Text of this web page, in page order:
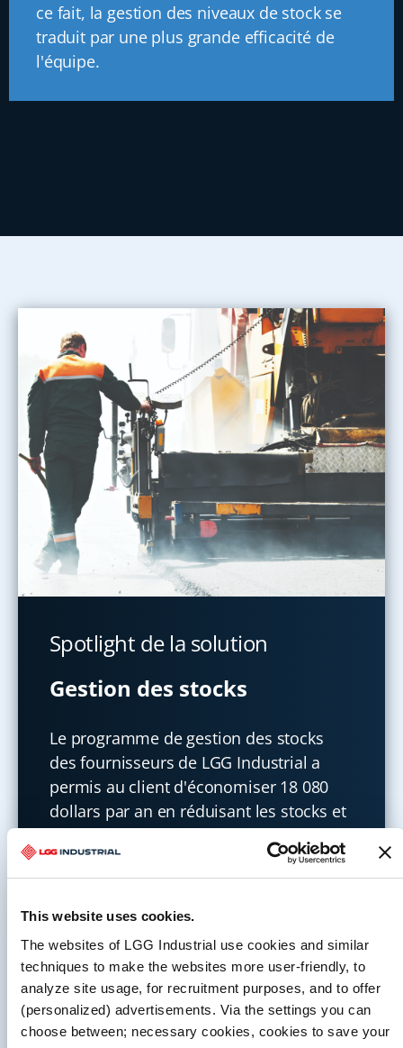
This website uses cookies.
The websites of LGG Industrial use cookies and similar
techniques to make the websites more user-friendly, to
analyze site usage, for recruitment purposes, and to offer
(personalized) advertisements. Via the settings you can
choose between; necessary cookies, cookies to save your
ce fait, la gestion des niveaux de stock se
traduit par une plus grande efficacité de
l'équipe.
Spotlight de la solution
Gestion des stocks
Le programme de gestion des stocks
des fournisseurs de LGG Industrial a
permis au client d'économiser 18 080
dollars par an en réduisant les stocks et
en évitant les frais de transport.
En savoir plus